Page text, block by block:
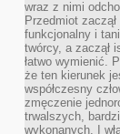
wraz z nimi
Przedmiot
funkcjonalny i
twórcy, a zaczął
łatwo wymienić.
że ten kierunek
współczesny
zmęczenie
trwalszych,
wykonanych. I